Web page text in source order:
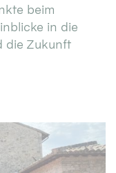
beim
in die
die Zukunft